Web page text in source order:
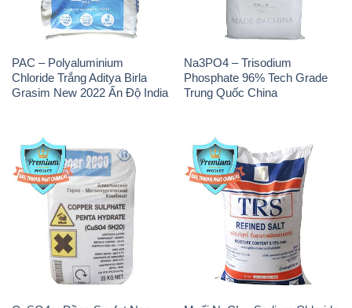
PAC – Polyaluminium
Chloride Trắng Aditya Birla
Grasim New 2022 Ấn Độ India
Na3PO4 – Trisodium
Phosphate 96% Tech Grade
Trung Quốc China